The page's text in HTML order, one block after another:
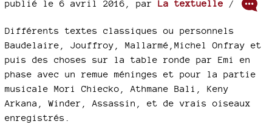
publié le 6 avril 2016 par La textuelle /
Différents textes classiques ou personnels
Baudelaire, Jouffroy, Mallarmé,Michel Onfray et
puis des choses sur la table ronde par Emi en
phase avec un remue méninges et pour la partie
musicale Mori Chiecko, Athmane Bali, Keny
Arkana, Winder, Assassin, et de vrais oiseaux
enregistrés.